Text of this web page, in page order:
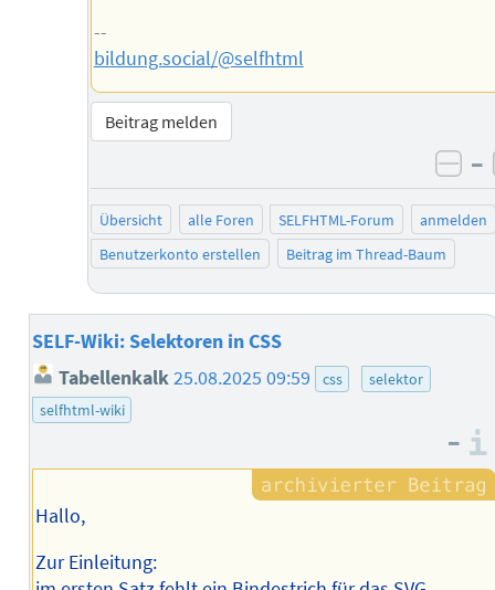
--
bildung.social/@selfhtml
Beitrag melden
–
Übersicht alle Foren SELFHTML-Forum
anmelden
Benutzerkonto erstellen
Beitrag im Thread-Baum
SELF-Wiki: Selektoren in CSS
Tabellenkalk25.08.2025 09:59 css
selektor
selfhtml-wiki
–
Hallo,
Zur Einleitung: